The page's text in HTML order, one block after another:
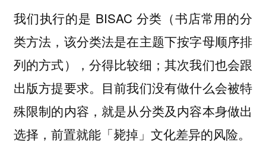
我们执行的是 BISAC 分类（书店常用的分
类方法，该分类法是在主题下按字母顺序排
列的方式），分得比较细；其次我们也会跟
出版方提要求。目前我们没有做什么会被特
殊限制的内容，就是从分类及内容本身做出
选择，前置就能「毙掉」文化差异的风险。